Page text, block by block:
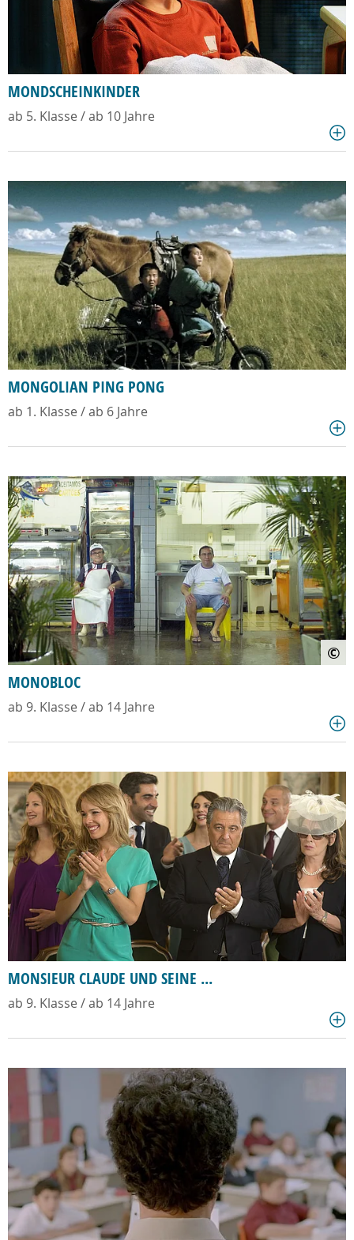
MONDSCHEINKINDER
ab 5. Klasse / ab 10 Jahre
MONGOLIAN PING PONG
ab 1. Klasse / ab 6 Jahre
©
MONOBLOC
ab 9. Klasse / ab 14 Jahre
MONSIEUR CLAUDE UND SEINE ...
ab 9. Klasse / ab 14 Jahre